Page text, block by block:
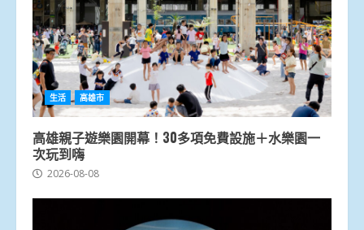
生活 高雄市
高雄親子遊樂園開幕！30多項免費設施＋水樂園一
次玩到嗨
2026-08-08